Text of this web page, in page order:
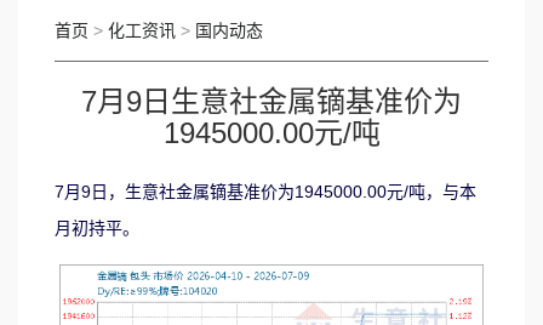
首页 > 化工资讯 > 国内动态
7月9日生意社金属镝基准价为
1945000.00元/吨
7月9日，生意社金属镝基准价为1945000.00元/吨，与本
月初持平。